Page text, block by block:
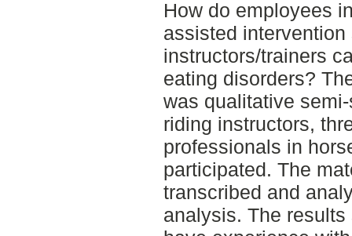
How do employees
assisted
instructors/trainers
eating disorders?
was qualitative
riding instructors,
professionals in
participated. The
transcribed and
analysis. The